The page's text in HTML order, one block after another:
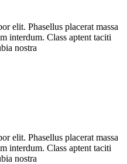
elit. Phasellus placerat massa
interdum. Class aptent taciti
nostra
elit. Phasellus placerat massa
interdum. Class aptent taciti
nostra